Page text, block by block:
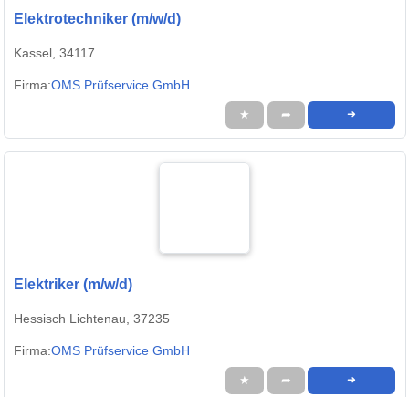
Elektrotechniker (m/w/d)
Kassel, 34117
Firma:OMS Prüfservice GmbH
★ ➦ ➜
Elektriker (m/w/d)
Hessisch Lichtenau, 37235
Firma:OMS Prüfservice GmbH
★ ➦ ➜